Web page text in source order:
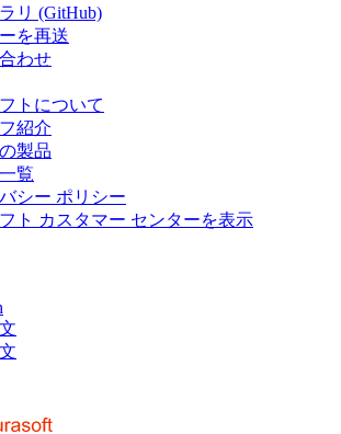
リ (GitHub)
を再送
わせ
トについて
紹介
製品
覧
シー ポリシー
ト カスタマー センターを表示